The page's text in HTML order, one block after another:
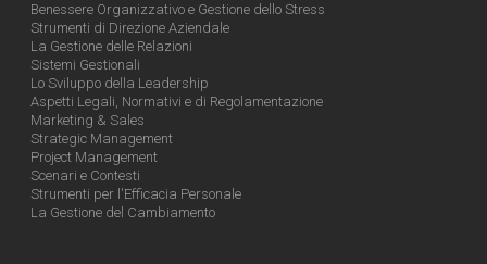
Benessere Organizzativo e Gestione dello Stress
Strumenti di Direzione Aziendale
La Gestione delle Relazioni
Sistemi Gestionali
Lo Sviluppo della Leadership
Aspetti Legali, Normativi e di Regolamentazione
Marketing & Sales
Strategic Management
Project Management
Scenari e Contesti
Strumenti per l'Efficacia Personale
La Gestione del Cambiamento